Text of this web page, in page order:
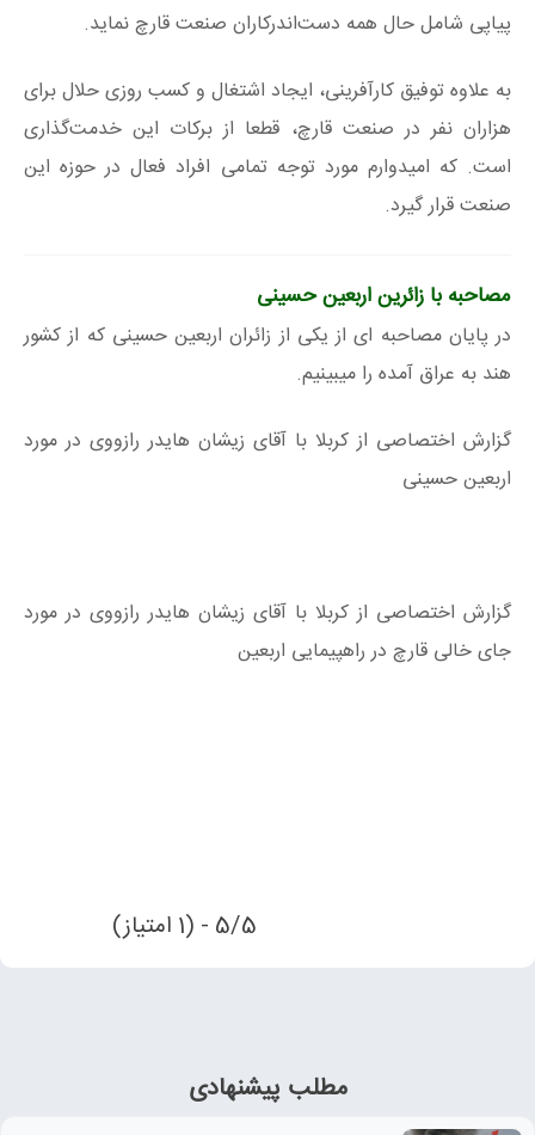
پیاپی شامل حال همه دست‌اندرکاران صنعت قارچ نماید.
به علاوه توفیق کارآفرینی، ایجاد اشتغال و کسب روزی حلال برای
هزاران نفر در صنعت قارچ، قطعا از برکات این خدمت‌گذاری
است. که امیدوارم مورد توجه تمامی افراد فعال در حوزه این
صنعت قرار گیرد.
مصاحبه با زائرین اربعین حسینی
در پایان مصاحبه ای از یکی از زائران اربعین حسینی که از کشور
هند به عراق آمده را میبینیم.
گزارش اختصاصی از کربلا با آقای زیشان هایدر رازووی در مورد
اربعین حسینی
گزارش اختصاصی از کربلا با آقای زیشان هایدر رازووی در مورد
جای خالی قارچ در راهپیمایی اربعین
5/5 - (1 امتیاز)
مطلب پیشنهادی